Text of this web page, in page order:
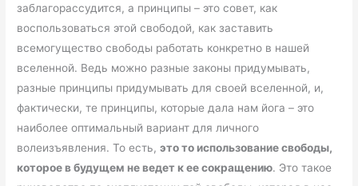
заблагорассудится, а принципы – это совет, как
воспользоваться этой свободой, как заставить
всемогущество свободы работать конкретно в нашей
вселенной. Ведь можно разные законы придумывать,
разные принципы придумывать для своей вселенной, и,
фактически, те принципы, которые дала нам йога – это
наиболее оптимальный вариант для личного
волеизъявления. То есть,это то использование свободы,
которое в будущем не ведет к ее сокращению. Это такое